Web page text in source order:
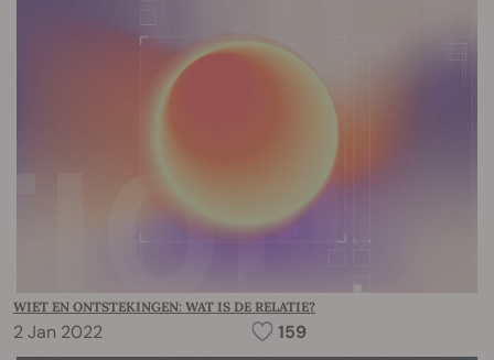
WIET EN ONTSTEKINGEN: WAT IS DE RELATIE?
2 Jan 2022 159